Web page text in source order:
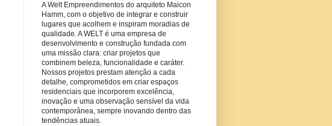
A Welt Empreendimentos do arquiteto Maicon
Hamm, com o objetivo de integrar e construir
lugares que acolhem e inspiram moradias de
qualidade. A WELT é uma empresa de
desenvolvimento e construção fundada com
uma missão clara: criar projetos que
combinem beleza, funcionalidade e caráter.
Nossos projetos prestam atenção a cada
detalhe, comprometidos em criar espaços
residenciais que incorporem excelência,
inovação e uma observação sensível da vida
contemporânea, sempre inovando dentro das
tendências atuais.